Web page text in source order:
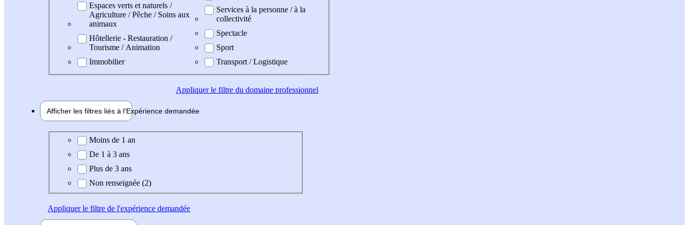
Espaces verts et naturels /
Agriculture / Pêche / Soins aux
animaux
Hôtellerie - Restauration /
Tourisme / Animation
Immobilier
Services à la personne / à la
collectivité
Spectacle
Sport
Transport / Logistique
Appliquerle filtre du domaine professionnel
Afficher les filtres liés à l'Expérience demandée
Expérience demandée
Moins de 1 an
De 1 à 3 ans
Plus de 3 ans
Non renseignée (2)
Appliquerle filtre de l'expérience demandée